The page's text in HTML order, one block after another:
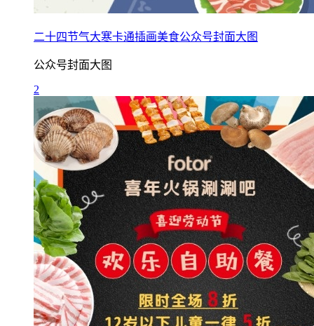
二十四节气大寒卡通插画美食公众号封面大图
公众号封面大图
2